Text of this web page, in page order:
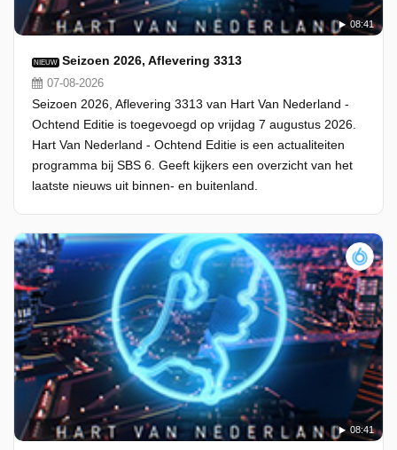
08:41
NIEUW Seizoen 2026, Aflevering 3313
07-08-2026
Seizoen 2026, Aflevering 3313 van Hart Van Nederland -
Ochtend Editie is toegevoegd op vrijdag 7 augustus 2026.
Hart Van Nederland - Ochtend Editie is een actualiteiten
programma bij SBS 6. Geeft kijkers een overzicht van het
laatste nieuws uit binnen- en buitenland.
08:41